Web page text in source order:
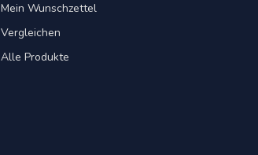
Mein Wunschzettel
Vergleichen
Alle Produkte